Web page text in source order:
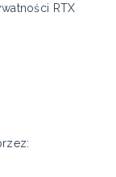
RTX